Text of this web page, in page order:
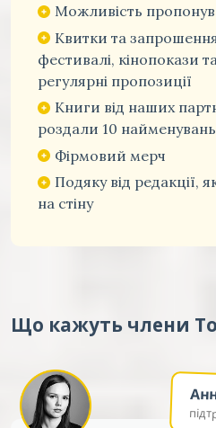
Можливість
Квитки та
фестивалі, кінопокази
регулярні пропозиції
Книги від наших
роздали 10 найменувань
Фірмовий мерч
Подяку від редакції,
на стіну
Що кажуть члени